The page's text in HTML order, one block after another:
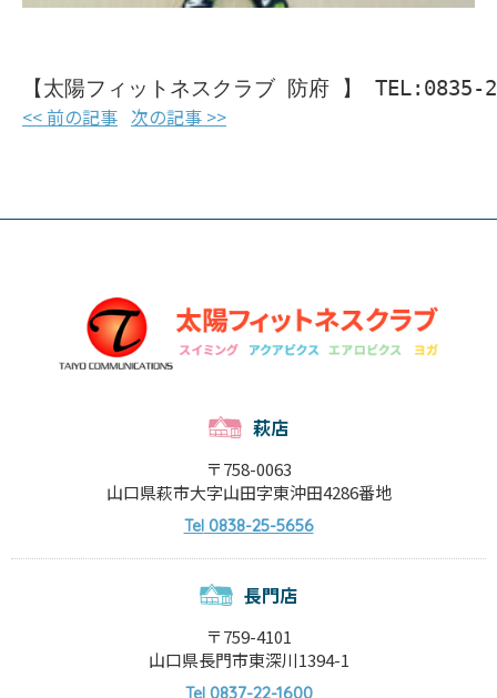
【太陽フィットネスクラブ 防府 】
<< 前の記事 次の記事 >>
萩店
〒758-0063
山口県萩市大字山田字東沖田4286番地
Tel0838-25-5656
長門店
〒759-4101
山口県長門市東深川1394-1
Tel0837-22-1600